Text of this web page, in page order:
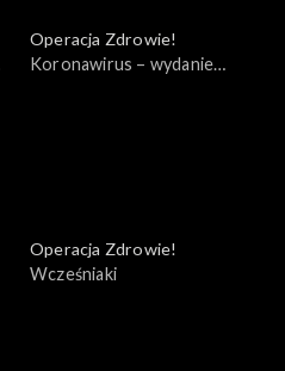
Operacja Zdrowie!
Koronawirus – wydanie
Operacja Zdrowie!
Wcześniaki